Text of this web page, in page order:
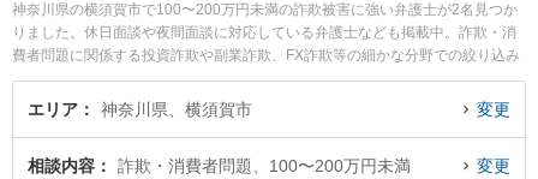
神奈川県の横須賀市で100〜200万円未満の詐欺被害に強い弁護士が2名見つか
りました。休日面談や夜間面談に対応している弁護士なども掲載中。詐欺・消
費者問題に関係する投資詐欺や副業詐欺、FX詐欺等の細かな分野での絞り込み
検索もでき便利です。特に湘南よこすか法律事務所の畑中 優宏弁護士やプレミ
ア法律事務所の杉山 程彦弁護士のプロフィール情報や弁護士費用、強みなどが
注目されています。『横須賀市で土日や夜間に発生した100〜200万円未満の詐
被害のトラブル解決の実績豊富な近くの弁護士を検索したい』『初回相談無料
エリア 神奈川県、横須賀市 変更
相談内容 詐欺・消費者問題、100〜200万円未満 変更